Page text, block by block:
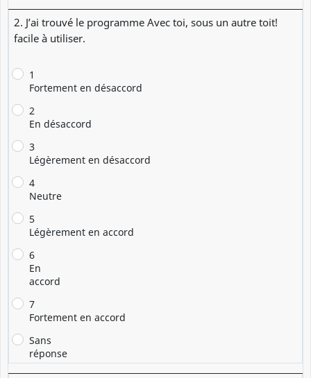
2. J’ai trouvé le programme Avec toi, sous un autre toit!
facile à utiliser.
1
Fortement en désaccord
2
En désaccord
3
Légèrement en désaccord
4
Neutre
5
Légèrement en accord
6
En
accord
7
Fortement en accord
Sans
réponse